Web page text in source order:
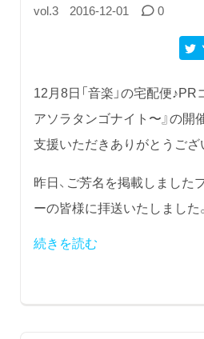
vol.3 2016-12-01 0
12月8日「音楽」の宅配便
アソラタンゴナイト〜』の開
支援いただきありがとうござ
昨日、ご芳名を掲載しました
ーの皆様に拝送いたしました
続きを読む